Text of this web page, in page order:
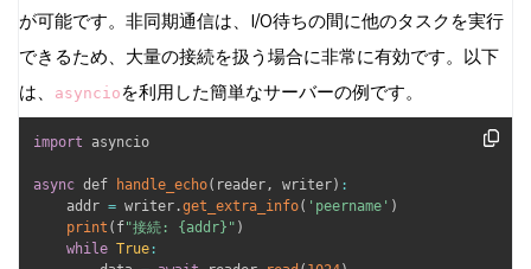
が可能です。非同期通信は、I/O待ちの間に他のタスクを実行
できるため、大量の接続を扱う場合に非常に有効です。以下
は、
asyncio を利用した簡単なサーバーの例です。
import asyncio
async def handle_echo( reader, writer) :
    addr
= writer .get_extra_info( 'peername' )
print ( f"接続: {addr}" )
while True :